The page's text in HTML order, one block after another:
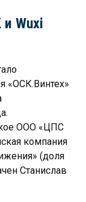
Wuxi
«ОСК.Винтех»
ООО «ЦПС
компания
(доля
Станислав